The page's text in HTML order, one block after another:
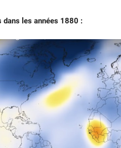
dans les années 1880 :